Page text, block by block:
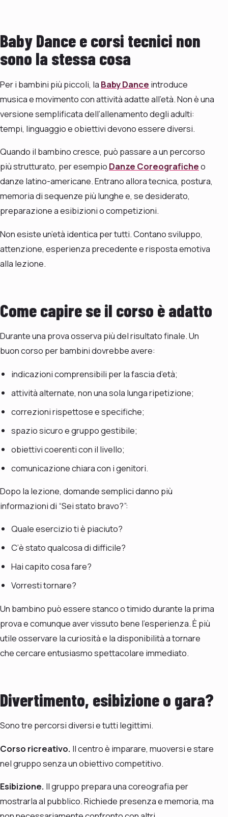
Baby Dance e corsi tecnici non
sono la stessa cosa
Per i bambini più piccoli, la Baby Dance introduce
musica e movimento con attività adatte all’età. Non è una
versione semplificata dell’allenamento degli adulti:
tempi, linguaggio e obiettivi devono essere diversi.
Quando il bambino cresce, può passare a un percorso
più strutturato, per esempio Danze Coreograficheo
danze latino-americane. Entrano allora tecnica, postura,
memoria di sequenze più lunghe e, se desiderato,
preparazione a esibizioni o competizioni.
Non esiste un’età identica per tutti. Contano sviluppo,
attenzione, esperienza precedente e risposta emotiva
alla lezione.
Come capire se il corso è adatto
Durante una prova osserva più del risultato finale. Un
buon corso per bambini dovrebbe avere:
indicazioni comprensibili per la fascia d’età;
attività alternate, non una sola lunga ripetizione;
correzioni rispettose e specifiche;
spazio sicuro e gruppo gestibile;
obiettivi coerenti con il livello;
comunicazione chiara con i genitori.
Dopo la lezione, domande semplici danno più
informazioni di “Sei stato bravo?”:
Quale esercizio ti è piaciuto?
C’è stato qualcosa di difficile?
Hai capito cosa fare?
Vorresti tornare?
Un bambino può essere stanco o timido durante la prima
prova e comunque aver vissuto bene l’esperienza. È più
utile osservare la curiosità e la disponibilità a tornare
che cercare entusiasmo spettacolare immediato.
Divertimento, esibizione o gara?
Sono tre percorsi diversi e tutti legittimi.
Corso ricreativo. Il centro è imparare, muoversi e stare
nel gruppo senza un obiettivo competitivo.
Esibizione. Il gruppo prepara una coreografia per
mostrarla al pubblico. Richiede presenza e memoria, ma